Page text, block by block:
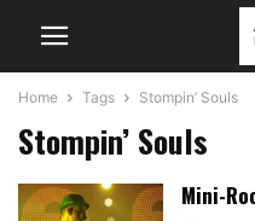
Home Tags Stompin’ Souls
Stompin’ Souls
Mini-